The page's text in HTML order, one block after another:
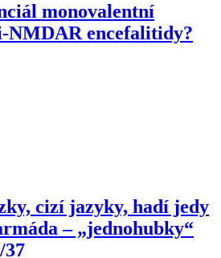
monovalentní
encefalitidy?
cizí jazyky, hadí jedy
–⁠ „jednohubky“
37